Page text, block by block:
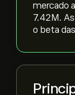
mercado
7.42M.
o beta